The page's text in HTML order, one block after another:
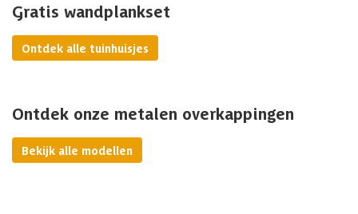
Gratis wandplankset
Ontdek alle tuinhuisjes
Ontdek onze metalen overkappingen
Bekijk alle modellen